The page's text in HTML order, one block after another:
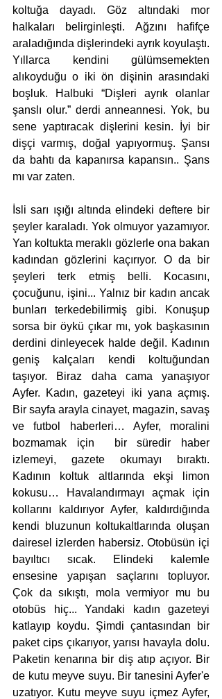
koltuğa dayadı. Göz altındaki mor
halkaları belirginleşti. Ağzını hafifçe
araladığında dişlerindeki ayrık koyulaştı.
Yıllarca kendini gülümsemekten
alıkoyduğu o iki ön dişinin arasındaki
boşluk. Halbuki “Dişleri ayrık olanlar
şanslı olur.” derdi anneannesi. Yok, bu
sene yaptıracak dişlerini kesin. İyi bir
dişçi varmış, doğal yapıyormuş. Şansı
da bahtı da kapanırsa kapansın.. Şans
mı var zaten.
İsli sarı ışığı altında elindeki deftere bir
şeyler karaladı. Yok olmuyor yazamıyor.
Yan koltukta meraklı gözlerle ona bakan
kadından gözlerini kaçırıyor. O da bir
şeyleri terk etmiş belli. Kocasını,
çocuğunu, işini... Yalnız bir kadın ancak
bunları terkedebilirmiş gibi. Konuşup
sorsa bir öykü çıkar mı, yok başkasının
derdini dinleyecek halde değil. Kadının
geniş kalçaları kendi koltuğundan
taşıyor. Biraz daha cama yanaşıyor
Ayfer. Kadın, gazeteyi iki yana açmış.
Bir sayfa arayla cinayet, magazin, savaş
ve futbol haberleri… Ayfer, moralini
bozmamak için  bir süredir haber
izlemeyi, gazete okumayı bıraktı.
Kadının koltuk altlarında ekşi limon
kokusu… Havalandırmayı açmak için
kollarını kaldırıyor Ayfer, kaldırdığında
kendi bluzunun koltukaltlarında oluşan
dairesel izlerden habersiz. Otobüsün içi
bayıltıcı sıcak. Elindeki kalemle
ensesine yapışan saçlarını topluyor.
Çok da sıkıştı, mola vermiyor mu bu
otobüs hiç... Yandaki kadın gazeteyi
katlayıp koydu. Şimdi çantasından bir
paket cips çıkarıyor, yarısı havayla dolu.
Paketin kenarına bir diş atıp açıyor. Bir
de kutu meyve suyu. Bir tanesini Ayfer'e
uzatıyor. Kutu meyve suyu içmez Ayfer,